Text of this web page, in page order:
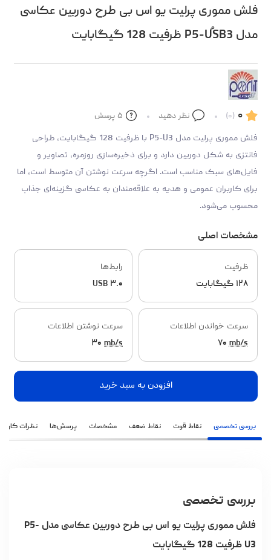
فلش مموری پرلیت یو اس بی طرح دوربین عکاسی
مدل P5-UُSB3 ظرفیت 128 گیگابایت
۰ (۰) نظر دهید ۵ پرسش
فلش مموری پرلیت مدل P5-U3 با ظرفیت 128 گیگابایت، طراحی
فانتزی به شکل دوربین دارد و برای ذخیره‌سازی روزمره، تصاویر و
فایل‌های سبک مناسب است. اگرچه سرعت نوشتن آن متوسط است، اما
برای کاربران عمومی و هدیه‌ به علاقه‌مندان به عکاسی گزینه‌ای جذاب
محسوب می‌شود.
مشخصات اصلی
ظرفیت
۱۲۸ گیگابایت
رابط‌ها
USB ۳.۰
سرعت خواندن اطلاعات
۷۰mb/s
سرعت نوشتن اطلاعات
۳۰ mb/s
افزودن به سبد خرید
بررسی تخصصی نقاط قوت نقاط ضعف مشخصات پرسش‌ها نظرات
بررسی تخصصی
فلش مموری پرلیت یو اس بی طرح دوربین عکاسی مدل P5-
U3 ظرفیت 128 گیگابایت